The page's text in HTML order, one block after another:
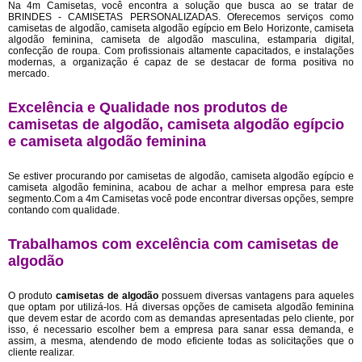
Na 4m Camisetas, você encontra a solução que busca ao se tratar de
BRINDES - CAMISETAS PERSONALIZADAS. Oferecemos serviços como
camisetas de algodão, camiseta algodão egípcio em Belo Horizonte, camiseta
algodão feminina, camiseta de algodão masculina, estamparia digital,
confecção de roupa. Com profissionais altamente capacitados, e instalações
modernas, a organização é capaz de se destacar de forma positiva no
mercado.
Excelência e Qualidade nos produtos de
camisetas de algodão, camiseta algodão egípcio
e camiseta algodão feminina
Se estiver procurando por camisetas de algodão, camiseta algodão egípcio e
camiseta algodão feminina, acabou de achar a melhor empresa para este
segmento.Com a 4m Camisetas você pode encontrar diversas opções, sempre
contando com qualidade.
Trabalhamos com excelência com camisetas de
algodão
O produto camisetas de algodão possuem diversas vantagens para aqueles
que optam por utilizá-los. Há diversas opções de camiseta algodão feminina
que devem estar de acordo com as demandas apresentadas pelo cliente, por
isso, é necessario escolher bem a empresa para sanar essa demanda, e
assim, a mesma, atendendo de modo eficiente todas as solicitações que o
cliente realizar.